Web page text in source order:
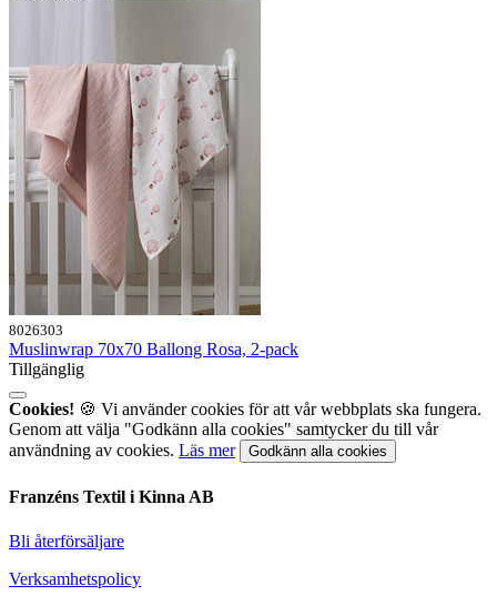
8026303
Muslinwrap 70x70 Ballong Rosa, 2-pack
Tillgänglig
Cookies! 🍪 Vi använder cookies för att vår webbplats ska fungera.
Genom att välja "Godkänn alla cookies" samtycker du till vår
användning av cookies. Läs mer Godkänn alla cookies
Franzéns Textil i Kinna AB
Bli återförsäljare
Verksamhetspolicy